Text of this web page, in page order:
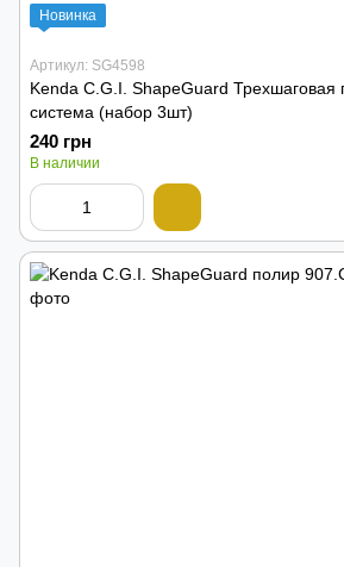
Новинка
Артикул: SG4598
Kenda C.G.I. ShapeGuard Трехшаговая
система (набор 3шт)
240 грн
В наличии